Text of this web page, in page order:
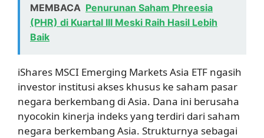
MEMBACA Penurunan Saham Phreesia
(PHR) di Kuartal III Meski Raih Hasil Lebih
Baik
iShares MSCI Emerging Markets Asia ETF ngasih
investor institusi akses khusus ke saham pasar
negara berkembang di Asia. Dana ini berusaha
nyocokin kinerja indeks yang terdiri dari saham
negara berkembang Asia. Strukturnya sebagai